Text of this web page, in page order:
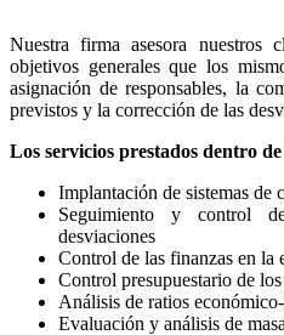
Nuestra firma asesora
objetivos generales que los
asignación de responsables, la
previstos y la corrección de las
Los servicios prestados dentro
Implantación de sistemas de
Seguimiento y control
desviaciones
Control de las finanzas en la
Control presupuestario de
Análisis de ratios
Evaluación y análisis de